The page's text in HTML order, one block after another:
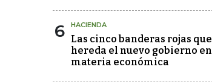
6 HACIENDA
Las cinco banderas rojas que
hereda el nuevo gobierno en
materia económica